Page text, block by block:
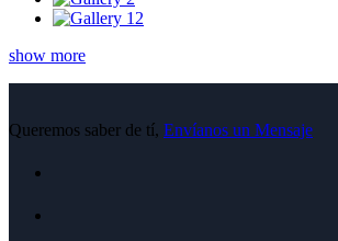
show more
Queremos saber de tí, Envíanos un Mensaje